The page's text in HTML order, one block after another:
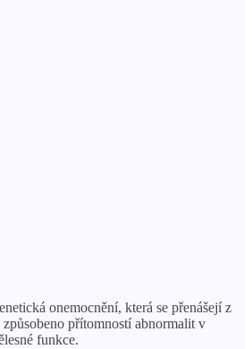
onemocnění, která se přenášejí z
přítomností abnormalit v
funkce.